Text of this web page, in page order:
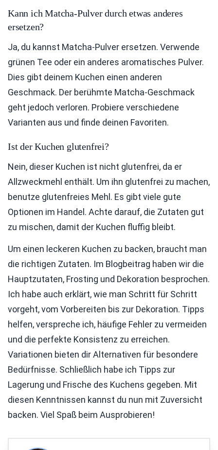
Kann ich Matcha-Pulver durch etwas anderes
ersetzen?
Ja, du kannst Matcha-Pulver ersetzen. Verwende
grünen Tee oder ein anderes aromatisches Pulver.
Dies gibt deinem Kuchen einen anderen
Geschmack. Der berühmte Matcha-Geschmack
geht jedoch verloren. Probiere verschiedene
Varianten aus und finde deinen Favoriten.
Ist der Kuchen glutenfrei?
Nein, dieser Kuchen ist nicht glutenfrei, da er
Allzweckmehl enthält. Um ihn glutenfrei zu machen,
benutze glutenfreies Mehl. Es gibt viele gute
Optionen im Handel. Achte darauf, die Zutaten gut
zu mischen, damit der Kuchen fluffig bleibt.
Um einen leckeren Kuchen zu backen, braucht man
die richtigen Zutaten. Im Blogbeitrag haben wir die
Hauptzutaten, Frosting und Dekoration besprochen.
Ich habe auch erklärt, wie man Schritt für Schritt
vorgeht, vom Vorbereiten bis zur Dekoration. Tipps
helfen, verspreche ich, häufige Fehler zu vermeiden
und die perfekte Konsistenz zu erreichen.
Variationen bieten dir Alternativen für besondere
Bedürfnisse. Schließlich habe ich Tipps zur
Lagerung und Frische des Kuchens gegeben. Mit
diesen Kenntnissen kannst du nun mit Zuversicht
backen. Viel Spaß beim Ausprobieren!